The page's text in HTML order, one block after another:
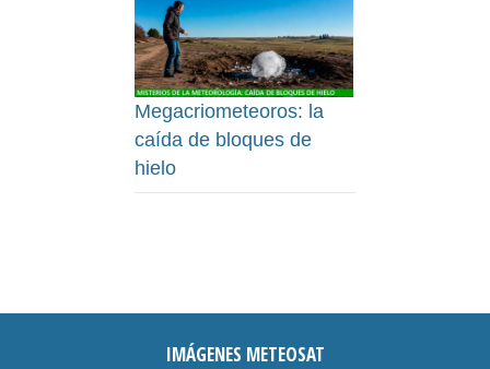
Megacriometeoros: la
caída de bloques de
hielo
IMÁGENES METEOSAT